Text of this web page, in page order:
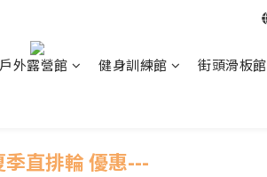
戶外露營館 健身訓練館 街頭滑板館
直排輪 優惠---